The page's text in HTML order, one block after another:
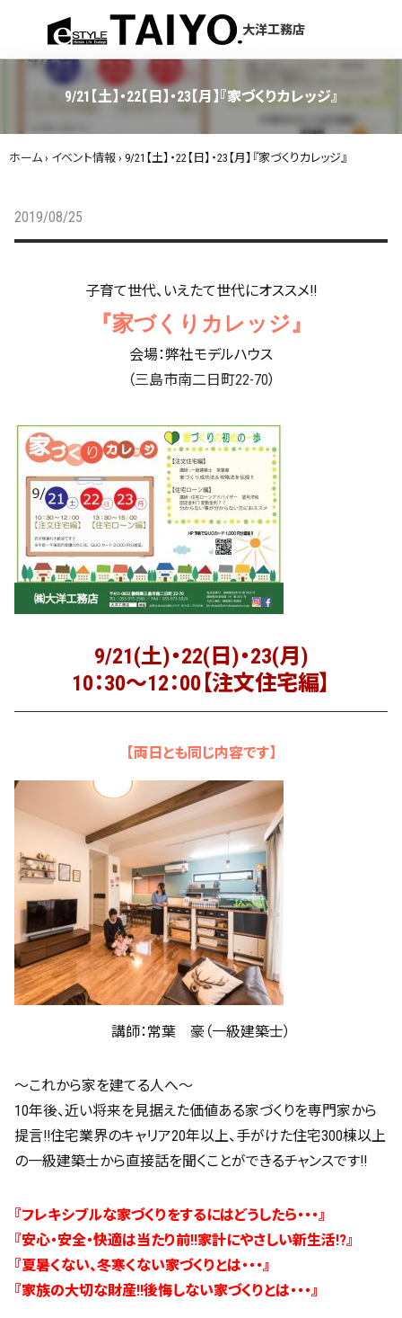
大洋工務店
9/21【土】・22【日】・23【月】『家づくりカレッジ』
ホーム › イベント情報 › 9/21【土】・22【日】・23【月】『家づくりカレッジ』
2019/08/25
子育て世代、いえたて世代にオススメ!!
『家づくりカレッジ』
会場：弊社モデルハウス
（三島市南二日町22-70）
9/21(土)・22(日)・23(月)
10：30～12：00【注文住宅編】
【両日とも同じ内容です】
講師：常葉 豪（一級建築士）
～これから家を建てる人へ～
10年後、近い将来を見据えた価値ある家づくりを専門家から
提言!!住宅業界のキャリア20年以上、手がけた住宅300棟以上
の一級建築士から直接話を聞くことができるチャンスです!!
『フレキシブルな家づくりをするにはどうしたら・・・』
『安心・安全・快適は当たり前!!家計にやさしい新生活!?』
『夏暑くない、冬寒くない家づくりとは・・・』
『家族の大切な財産!!後悔しない家づくりとは・・・』